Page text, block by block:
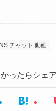
チャット 動画
かったらシェ